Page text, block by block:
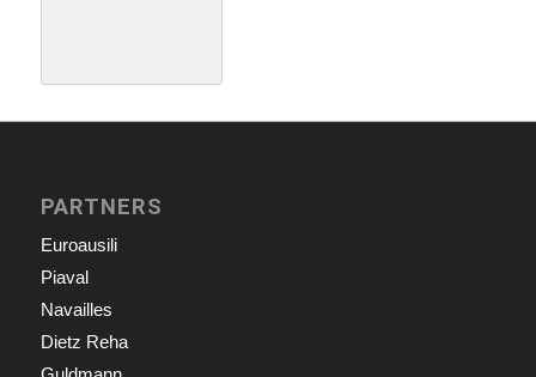
PARTNERS
Euroausili
Piaval
Navailles
Dietz Reha